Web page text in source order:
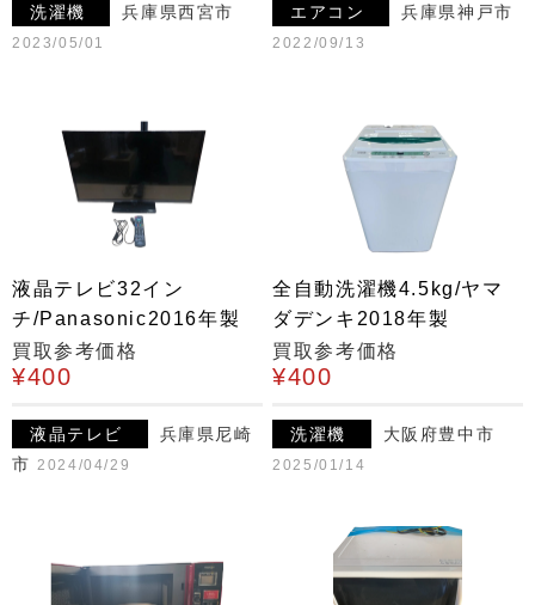
洗濯機 兵庫県西宮市
2023/05/01
エアコン 兵庫県神戸市
2022/09/13
液晶テレビ32イン
チ/Panasonic2016年製
買取参考価格
¥400
液晶テレビ
兵庫県尼崎
市 2024/04/29
全自動洗濯機4.5kg/ヤマ
ダデンキ2018年製
買取参考価格
¥400
洗濯機 大阪府豊中市
2025/01/14